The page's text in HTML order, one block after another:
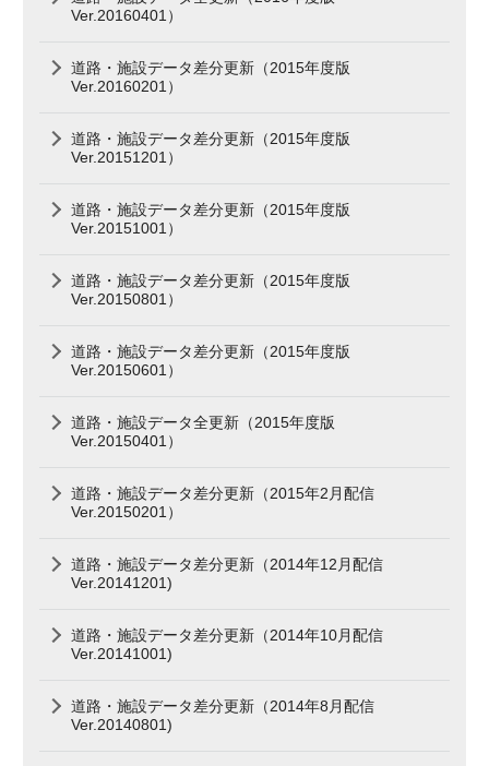
Ver.20160401）
道路・施設データ差分更新（2015年度版
Ver.20160201）
道路・施設データ差分更新（2015年度版
Ver.20151201）
道路・施設データ差分更新（2015年度版
Ver.20151001）
道路・施設データ差分更新（2015年度版
Ver.20150801）
道路・施設データ差分更新（2015年度版
Ver.20150601）
道路・施設データ全更新（2015年度版
Ver.20150401）
道路・施設データ差分更新（2015年2月配信
Ver.20150201）
道路・施設データ差分更新（2014年12月配信
Ver.20141201)
道路・施設データ差分更新（2014年10月配信
Ver.20141001)
道路・施設データ差分更新（2014年8月配信
Ver.20140801)